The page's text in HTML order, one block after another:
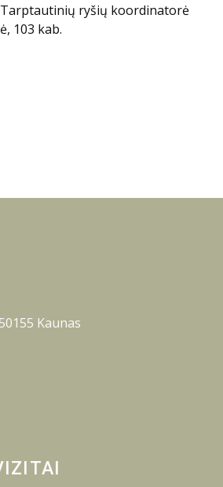
ryšių koordinatorė
103 kab.
Kaunas